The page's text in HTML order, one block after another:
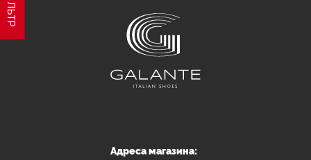
ФІЛЬТР
Адреса магазина: